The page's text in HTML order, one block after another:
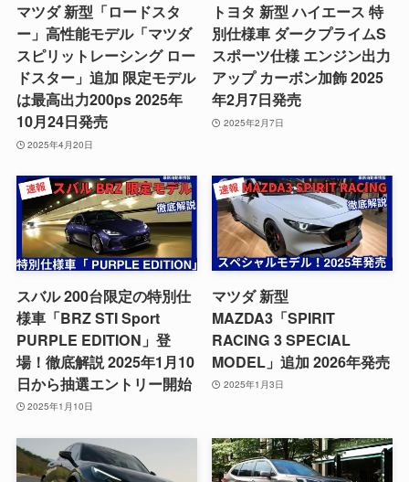
マツダ 新型「ロードスタ
ー」高性能モデル「マツダ
スピリットレーシング ロー
ドスター」追加 限定モデル
は最高出力200ps 2025年
10月24日発売
2025年4月20日
トヨタ 新型 ハイエース 特
別仕様車 ダークプライムS
スポーツ仕様 エンジン出力
アップ カーボン加飾 2025
年2月7日発売
2025年2月7日
スバル 200台限定の特別仕
様車「BRZ STI Sport
PURPLE EDITION」登
場！徹底解説 2025年1月10
日から抽選エントリー開始
2025年1月10日
マツダ 新型
MAZDA3「SPIRIT
RACING 3 SPECIAL
MODEL」追加 2026年発売
2025年1月3日